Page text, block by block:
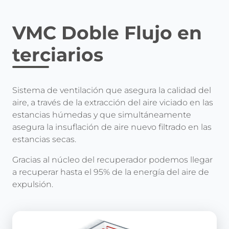
VMC Doble Flujo en
terciarios
Sistema de ventilación que asegura la calidad del
aire, a través de la extracción del aire viciado en las
estancias húmedas y que simultáneamente
asegura la insuflación de aire nuevo filtrado en las
estancias secas.
Gracias al núcleo del recuperador podemos llegar
a recuperar hasta el 95% de la energía del aire de
expulsión.